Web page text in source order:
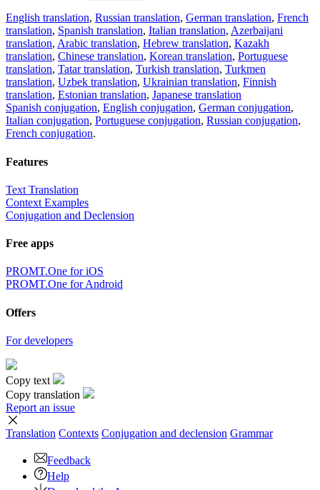
English translation, Russian translation, German translation, French
translation, Spanish translation, Italian translation, Azerbaijani
translation, Arabic translation, Hebrew translation, Kazakh
translation, Chinese translation, Korean translation, Portuguese
translation, Tatar translation, Turkish translation, Turkmen
translation, Uzbek translation, Ukrainian translation, Finnish
translation, Estonian translation, Japanese translation
Spanish conjugation, English conjugation, German conjugation,
Italian conjugation, Portuguese conjugation, Russian conjugation,
French conjugation.
Features
Text Translation
Context Examples
Conjugation and Declension
Free apps
PROMT.One for iOS
PROMT.One for Android
Offers
For developers
Copy text
Copy translation
Report an issue
Translation Contexts Conjugation and declension Grammar
Feedback
Help